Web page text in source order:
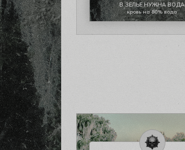
В ЗЕЛЬЕ НУЖНА ВОДА
кровь на 80% вода